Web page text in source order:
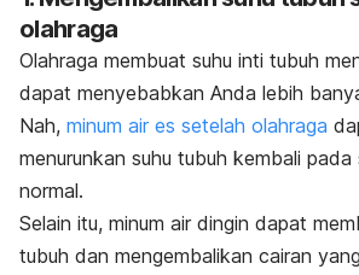
olahraga
Olahraga membuat suhu inti tubuh
dapat menyebabkan Anda lebih
Nah, minum air es setelah olahraga
menurunkan suhu tubuh kembali pada
normal.
Selain itu, minum air dingin dapat
tubuh dan mengembalikan cairan